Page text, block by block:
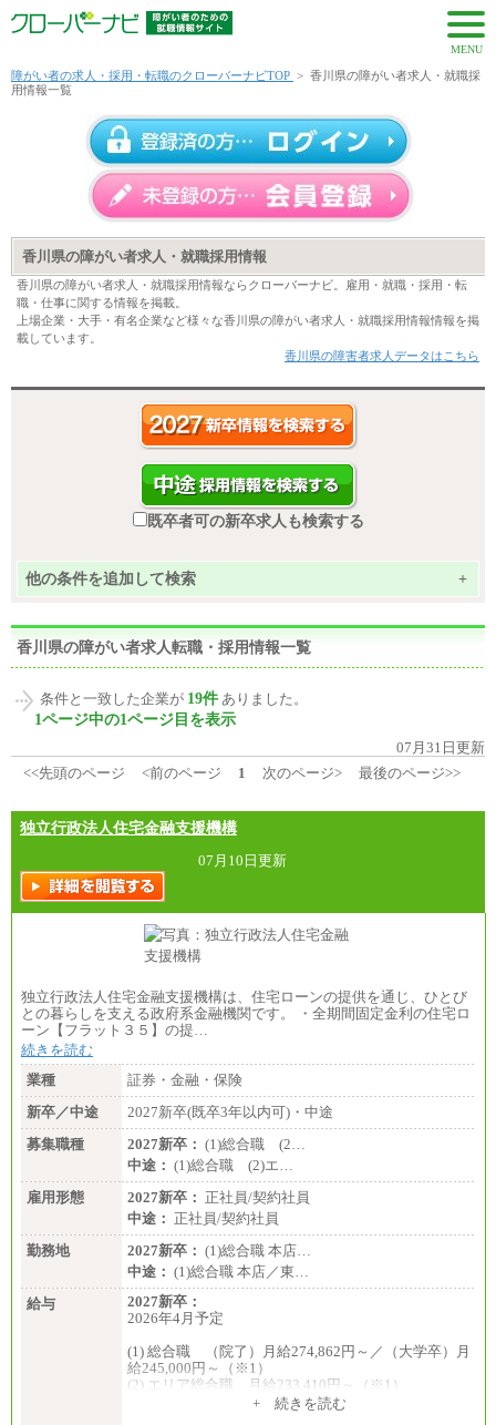
MENU
障がい者の求人・採用・転職のクローバーナビTOP > 香川県の障がい者求人・就職採
用情報一覧
香川県の障がい者求人・就職採用情報
香川県の障がい者求人・就職採用情報ならクローバーナビ。雇用・就職・採用・転
職・仕事に関する情報を掲載。
上場企業・大手・有名企業など様々な香川県の障がい者求人・就職採用情報情報を掲
載しています。
香川県の障害者求人データはこちら
既卒者可の新卒求人も検索する
他の条件を追加して検索 +
香川県の障がい者求人転職・採用情報一覧
条件と一致した企業が 19件 ありました。
1ページ中の1ページ目を表示
07月31日更新
<<先頭のページ
<前のページ 1 次のページ> 最後のページ>>
独立行政法人住宅金融支援機構
07月10日更新
独立行政法人住宅金融支援機構は、住宅ローンの提供を通じ、ひとび
との暮らしを支える政府系金融機関です。 ・全期間固定金利の住宅ロ
ーン【フラット３５】の提…
続きを読む
業種
証券・金融・保険
新卒／中途
2027新卒(既卒3年以内可)・中途
募集職種
2027新卒： (1)総合職 (2…
中途： (1)総合職 (2)エ…
雇用形態
2027新卒： 正社員/契約社員
中途： 正社員/契約社員
勤務地
2027新卒： (1)総合職 本店…
中途： (1)総合職 本店／東…
給与
2027新卒：
2026年4月予定
(1) 総合職 （院了）月給274,862円～／（大学卒）月
給245,000円～（※1）
(2) エリア総合職 月給233,410円～（※1）
(3) アシスタントスタッフ 日給9,800円～12,500円
+ 続きを読む